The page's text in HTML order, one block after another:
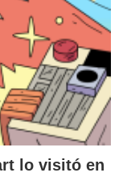
lo visitó en